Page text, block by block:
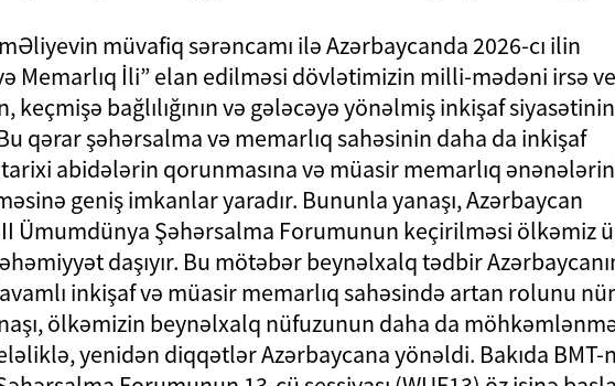
müvafiq sərəncamı ilə Azərbaycanda 2026-cı ilin
Memarlıq İli” elan edilməsi dövlətimizin milli-mədəni irsə
keçmişə bağlılığının və gələcəyə yönəlmiş inkişaf
qərar şəhərsalma və memarlıq sahəsinin daha da inkişaf
abidələrin qorunmasına və müasir memarlıq
geniş imkanlar yaradır. Bununla yanaşı, Azərbaycan
Ümumdünya Şəhərsalma Forumunun keçirilməsi ölkəmiz
daşıyır. Bu mötəbər beynəlxalq tədbir
inkişaf və müasir memarlıq sahəsində artan rolunu
ölkəmizin beynəlxalq nüfuzunun daha da
yenidən diqqətlər Azərbaycana yönəldi. Bakıda BMT-